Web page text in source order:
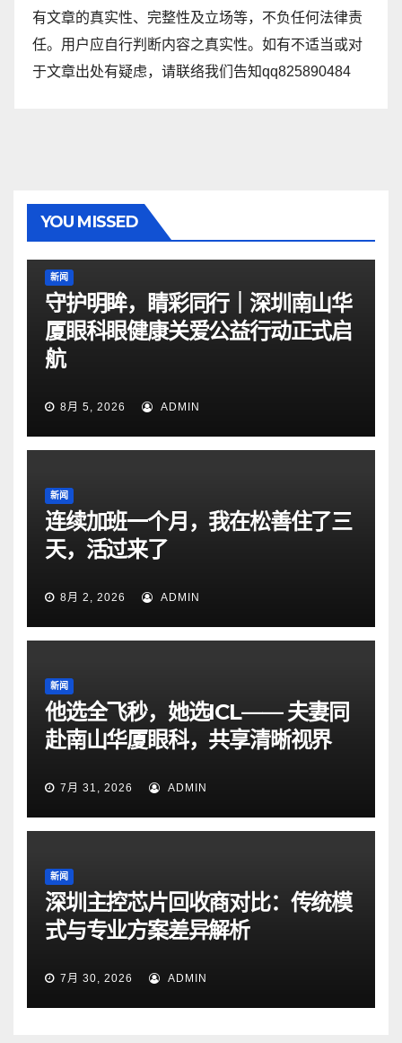
有文章的真实性、完整性及立场等，不负任何法律责
任。用户应自行判断内容之真实性。如有不适当或对
于文章出处有疑虑，请联络我们告知qq825890484
YOU MISSED
新闻
守护明眸，睛彩同行｜深圳南山华
厦眼科眼健康关爱公益行动正式启
航
8月 5, 2026 ADMIN
新闻
连续加班一个月，我在松善住了三
天，活过来了
8月 2, 2026 ADMIN
新闻
他选全飞秒，她选ICL—— 夫妻同
赴南山华厦眼科，共享清晰视界
7月 31, 2026 ADMIN
新闻
深圳主控芯片回收商对比：传统模
式与专业方案差异解析
7月 30, 2026 ADMIN